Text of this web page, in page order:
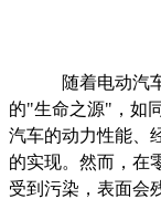
随着电动汽
的"生命之源"，如
汽车的动力性能、
的实现。然而，在
受到污染，表面会